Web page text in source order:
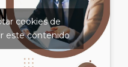
cookies de
este contenido